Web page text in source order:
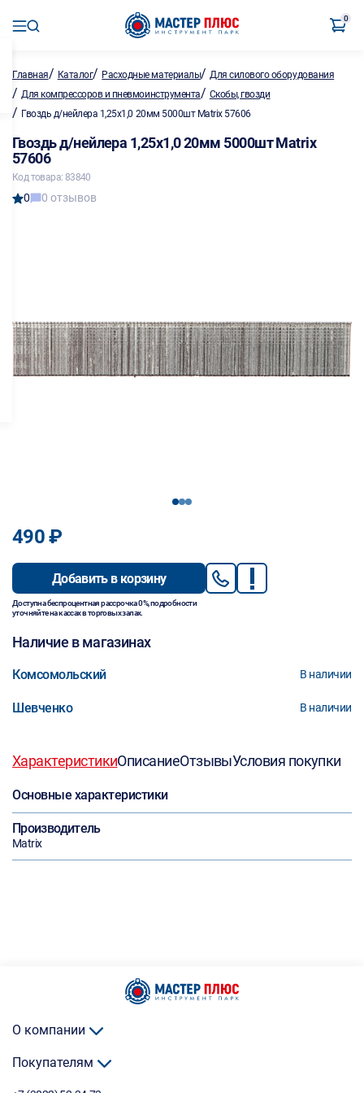
0
Главная/ Каталог/ Расходные материалы/Для силового оборудования
/ Для компрессоров и пневмоинструмента/ Скобы, гвозди
/ Гвоздь д/нейлера 1,25х1,0 20мм 5000шт Matrix 57606
Гвоздь д/нейлера 1,25х1,0 20мм 5000шт Matrix
57606
Код товара: 83840
0 0 отзывов
123
490 ₽
Добавить в корзину
Доступна беспроцентная рассрочка 0%, подробности
уточняйте на кассах в торговых залах.
Наличие в магазинах
Комсомольский В наличии
Шевченко В наличии
ХарактеристикиОписаниеОтзывыУсловия покупки
Основные характеристики
Производитель
Matrix
О компании
Покупателям